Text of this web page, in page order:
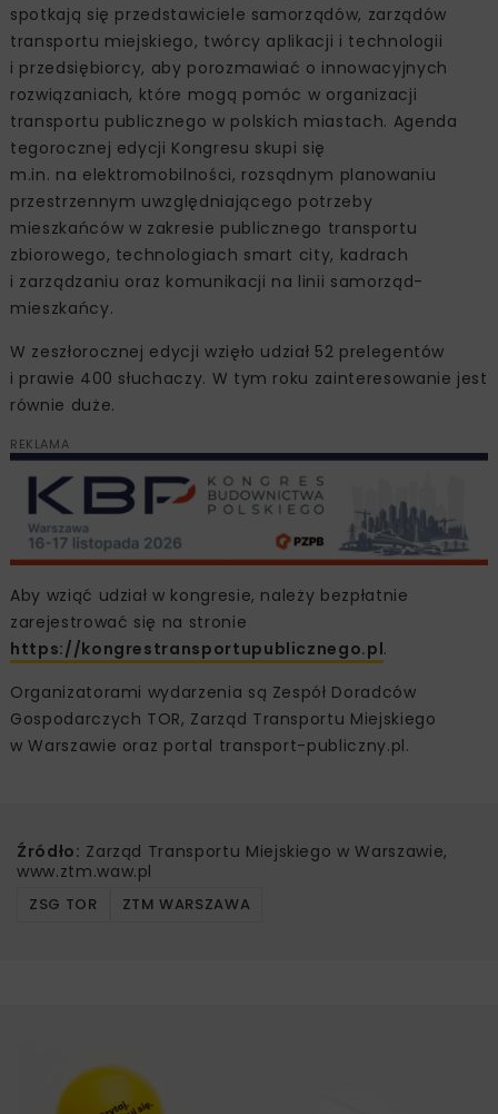
spotkają się przedstawiciele samorządów, zarządów
transportu miejskiego, twórcy aplikacji i technologii
i przedsiębiorcy, aby porozmawiać o innowacyjnych
rozwiązaniach, które mogą pomóc w organizacji
transportu publicznego w polskich miastach. Agenda
tegorocznej edycji Kongresu skupi się
m.in. na elektromobilności, rozsądnym planowaniu
przestrzennym uwzględniającego potrzeby
mieszkańców w zakresie publicznego transportu
zbiorowego, technologiach smart city, kadrach
i zarządzaniu oraz komunikacji na linii samorząd-
mieszkańcy.
W zeszłorocznej edycji wzięło udział 52 prelegentów
i prawie 400 słuchaczy. W tym roku zainteresowanie jest
równie duże.
REKLAMA
Aby wziąć udział w kongresie, należy bezpłatnie
zarejestrować się na stronie
https://kongrestransportupublicznego.pl.
Organizatorami wydarzenia są Zespół Doradców
Gospodarczych TOR, Zarząd Transportu Miejskiego
w Warszawie oraz portal transport-publiczny.pl.
Źródło: Zarząd Transportu Miejskiego w Warszawie,
www.ztm.waw.pl
ZSG TOR ZTM WARSZAWA